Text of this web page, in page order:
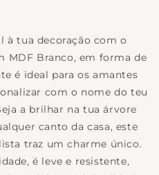
à tua decoração com o
MDF Branco, em forma de
é ideal para os amantes
com o nome do teu
a brilhar na tua árvore
canto da casa, este
traz um charme único.
é leve e resistente,